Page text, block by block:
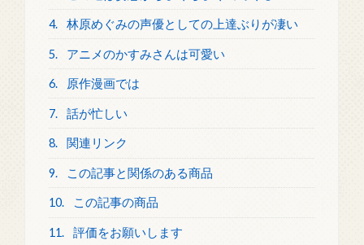
4. 林原めぐみの声優としての上達ぶりが凄い
5. アニメのかすみさんは可愛い
6. 原作漫画では
7. 話が忙しい
8. 関連リンク
9. この記事と関係のある商品
10. この記事の商品
11. 評価をお願いします